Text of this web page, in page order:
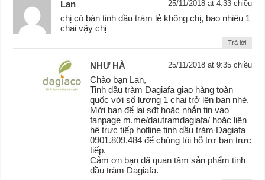
Lan 25/11/2018 at 4:33 chiều
chị có bán tinh dầu tràm lẻ không chị, bao nhiêu 1
chai vậy chị
Trả lời
NHƯ HÀ 25/11/2018 at 9:35 chiều
Chào bạn Lan,
Tinh dầu tràm Dagiafa giao hàng toàn
quốc với số lượng 1 chai trở lên bạn nhé.
Mời bạn để lại sđt hoặc nhắn tin vào
fanpage m.me/dautramdagiafa/ hoặc liên
hệ trực tiếp hotline tinh dầu tràm Dagiafa
0901.809.484 để chúng tôi hỗ trợ bạn trực
tiếp.
Cảm ơn bạn đã quan tâm sản phẩm tinh
dầu tràm Dagiafa.